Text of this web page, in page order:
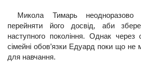
Микола Тимарь неодноразово
перейняти його досвід, аби
наступного покоління. Однак через
сімейні обов’язки Едуард поки що не
для навчання.